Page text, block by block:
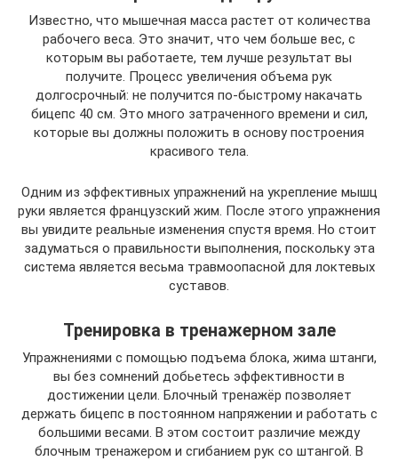
Известно, что мышечная масса растет от количества
рабочего веса. Это значит, что чем больше вес, с
которым вы работаете, тем лучше результат вы
получите. Процесс увеличения объема рук
долгосрочный: не получится по-быстрому накачать
бицепс 40 см. Это много затраченного времени и сил,
которые вы должны положить в основу построения
красивого тела.
Одним из эффективных упражнений на укрепление мышц
руки является французский жим. После этого упражнения
вы увидите реальные изменения спустя время. Но стоит
задуматься о правильности выполнения, поскольку эта
система является весьма травмоопасной для локтевых
суставов.
Тренировка в тренажерном зале
Упражнениями с помощью подъема блока, жима штанги,
вы без сомнений добьетесь эффективности в
достижении цели. Блочный тренажёр позволяет
держать бицепс в постоянном напряжении и работать с
большими весами. В этом состоит различие между
блочным тренажером и сгибанием рук со штангой. В